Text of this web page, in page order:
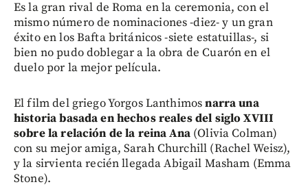
Es la gran rival de Roma en la ceremonia, con el
mismo número de nominaciones -diez- y un gran
éxito en los Bafta británicos -siete estatuillas-, si
bien no pudo doblegar a la obra de Cuarón en el
duelo por la mejor película.
El film del griego Yorgos Lanthimosnarra una
historia basada en hechos reales del siglo XVIII
sobre la relación de la reina Ana(Olivia Colman)
con su mejor amiga, Sarah Churchill (Rachel Weisz),
y la sirvienta recién llegada Abigail Masham (Emma
Stone).